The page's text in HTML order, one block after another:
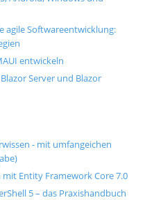
agile Softwareentwicklung:
entwickeln
Server und Blazor
- mit umfangeichen
Entity Framework Core 7.0
5 – das Praxishandbuch